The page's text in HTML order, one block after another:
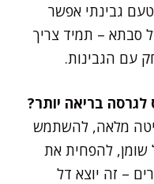
גבינתי אפשר
סבתא – תמיד צריך
עם הגבינות.
מלאה, להשתמש
שומן, להפחית את
– זה יוצא דל